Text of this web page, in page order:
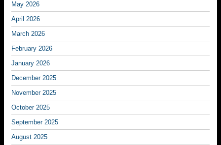
May 2026
April 2026
March 2026
February 2026
January 2026
December 2025
November 2025
October 2025
September 2025
August 2025